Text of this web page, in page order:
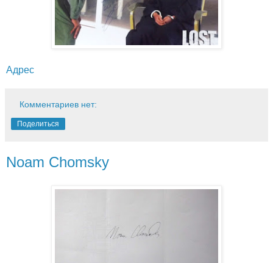
Адрес
Комментариев нет:
Поделиться
Noam Chomsky